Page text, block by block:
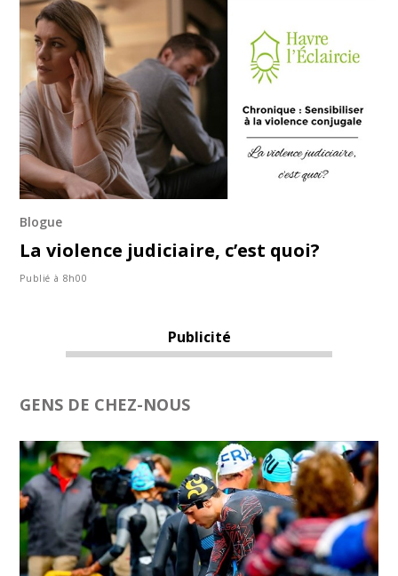
Blogue
La violence judiciaire, c’est quoi?
Publié à 8h00
Publicité
GENS DE CHEZ-NOUS